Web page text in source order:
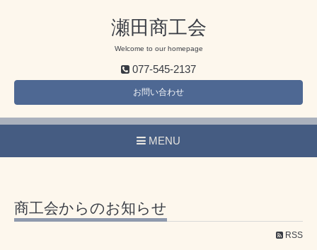
瀬田商工会
Welcome to our homepage
077-545-2137
お問い合わせ
MENU
商工会からのお知らせ
RSS